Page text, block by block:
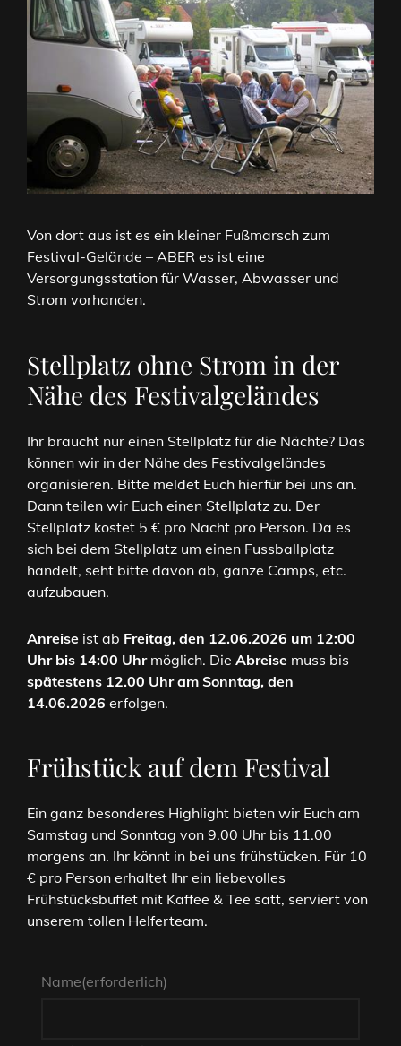
Von dort aus ist es ein kleiner Fußmarsch zum
Festival-Gelände – ABER es ist eine
Versorgungsstation für Wasser, Abwasser und
Strom vorhanden.
Stellplatz ohne Strom in der
Nähe des Festivalgeländes
Ihr braucht nur einen Stellplatz für die Nächte? Das
können wir in der Nähe des Festivalgeländes
organisieren. Bitte meldet Euch hierfür bei uns an.
Dann teilen wir Euch einen Stellplatz zu. Der
Stellplatz kostet 5 € pro Nacht pro Person. Da es
sich bei dem Stellplatz um einen Fussballplatz
handelt, seht bitte davon ab, ganze Camps, etc.
aufzubauen.
Anreise ist ab Freitag, den 12.06.2026 um 12:00
Uhr bis 14:00 Uhrmöglich. Die Abreise muss bis
spätestens 12.00 Uhr am Sonntag, den
14.06.2026 erfolgen.
Frühstück auf dem Festival
Ein ganz besonderes Highlight bieten wir Euch am
Samstag und Sonntag von 9.00 Uhr bis 11.00
morgens an. Ihr könnt in bei uns frühstücken. Für 10
€ pro Person erhaltet Ihr ein liebevolles
Frühstücksbuffet mit Kaffee & Tee satt, serviert von
unserem tollen Helferteam.
Name(erforderlich)